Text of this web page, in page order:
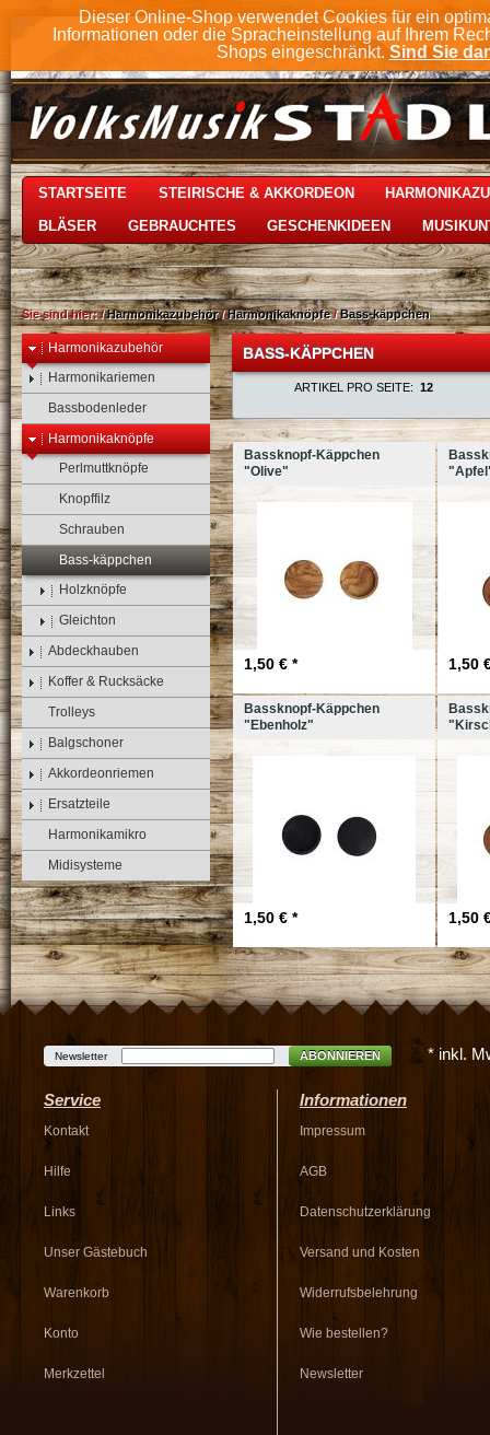
Dieser Online-Shop verwendet Cookies für ein
Informationen oder die Spracheinstellung auf Ihrem
Shops eingeschränkt. Sind Sie
STARTSEITE STEIRISCHE & AKKORDEON
BLÄSER GEBRAUCHTES GESCHENKIDEEN
Sie sind hier:/Harmonikazubehör/Harmonikaknöpfe/Bass-käppchen
Harmonikazubehör
Harmonikariemen
Bassbodenleder
Harmonikaknöpfe
Perlmuttknöpfe
Knopffilz
Schrauben
Bass-käppchen
Holzknöpfe
Gleichton
Abdeckhauben
Koffer & Rucksäcke
Trolleys
Balgschoner
Akkordeonriemen
Ersatzteile
Harmonikamikro
Midisysteme
BASS-KÄPPCHEN
ARTIKEL PRO SEITE: 12
Bassknopf-Käppchen
"Olive"
1,50 € * 1,50
Bassknopf-Käppchen
"Ebenholz"
1,50 € * 1,50
Newsletter ABONNIEREN * inkl.
Service
Kontakt
Hilfe
Links
Unser Gästebuch
Warenkorb
Konto
Merkzettel
Informationen
Impressum
AGB
Datenschutzerklärung
Versand und Kosten
Widerrufsbelehrung
Wie bestellen?
Newsletter